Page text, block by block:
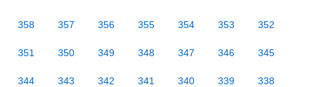
358 357 356 355 354 353 352
351 350 349 348 347 346 345
344 343 342 341 340 339 338